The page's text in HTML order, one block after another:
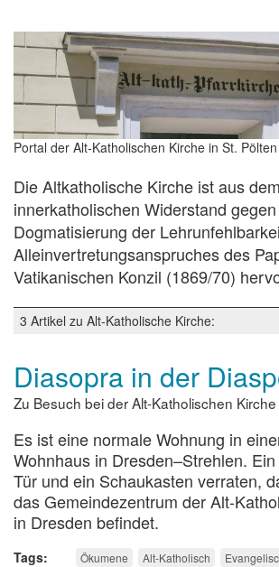
Portal der Alt-Katholischen Kirche in St.
Die Altkatholische Kirche ist aus dem
innerkatholischen Widerstand
Dogmatisierung der
Alleinvertretungsanspruches des
Vatikanischen Konzil (1869/70)
3 Artikel zu Alt-Katholische Kirche:
Diasopra in der
Zu Besuch bei der Alt-Katholischen Kirche
Es ist eine normale Wohnung in
Wohnhaus in Dresden–Strehlen.
Tür und ein Schaukasten verraten,
das Gemeindezentrum der Alt-
in Dresden befindet.
Tags Ökumene Alt-Katholisch